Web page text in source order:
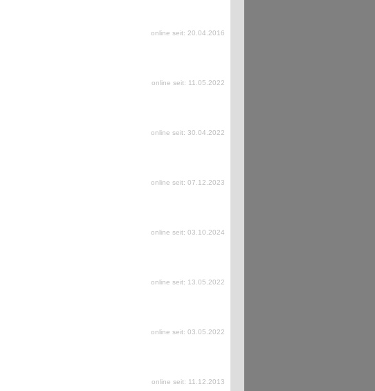
online seit: 20.04.2016
online seit: 11.05.2022
online seit: 30.04.2022
online seit: 07.12.2023
online seit: 03.10.2024
online seit: 13.05.2022
online seit: 03.05.2022
online seit: 11.12.2013